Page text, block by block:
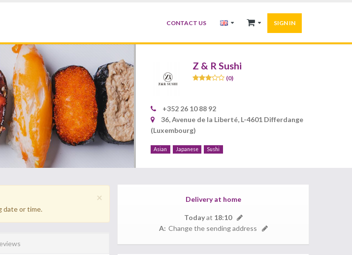
CONTACT US SIGN IN
Z & R Sushi
(0)
+352 26 10 88 92
36, Avenue de la Liberté, L-4601 Differdange
(Luxembourg)
Asian Japanese Sushi
×
date or time.
Delivery at home
Todayat 18:10
A: Change the sending address